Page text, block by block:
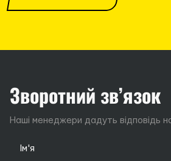
Зворотний зв’язок
Наші менеджери дадуть відповідь